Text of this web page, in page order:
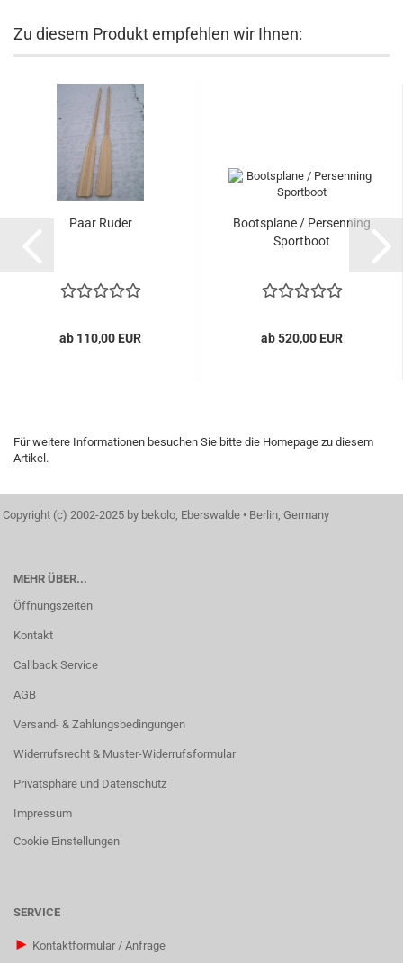
Zu diesem Produkt empfehlen wir Ihnen:
Paar Ruder
ab 110,00 EUR
Bootsplane / Persenning
Sportboot
ab 520,00 EUR
Für weitere Informationen besuchen Sie bitte die Homepage zu diesem
Artikel.
Copyright (c) 2002-2025 by bekolo, Eberswalde • Berlin, Germany
MEHR ÜBER...
Öffnungszeiten
Kontakt
Callback Service
AGB
Versand- & Zahlungsbedingungen
Widerrufsrecht & Muster-Widerrufsformular
Privatsphäre und Datenschutz
Impressum
Cookie Einstellungen
SERVICE
► Kontaktformular / Anfrage